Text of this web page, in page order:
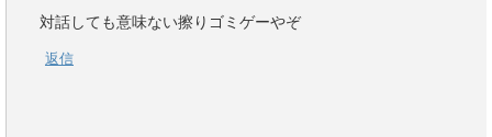
対話しても意味ない擦りゴミゲーやぞ
返信